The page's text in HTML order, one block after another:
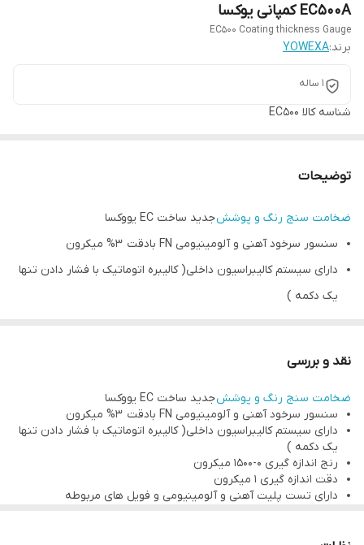
EC500A کمپانی یوکسا
EC500 Coating thickness Gauge
برند:YOWEXA
1 ساله
شناسه کالا EC500
توضیحات
ضخامت سنج رنگ و پوششجدید ساخت EC یووکسا
سنسور سرخود آهنی و آلومینیومی FN بادقت 3% میکرون
دارای سیستم کالیبراسیون داخلی( کالیبره اتوماتیک با فشار دادن تنها
یک دکمه )
دارای تست پلیت آهنی و آلومینیومی و فویل های مربوطه
ساخت یووکسا
گارانتی 1 ساله
مناسب برای کارشناسی رنگ اتومبیل ، اسکت فلزی ، صنایع گالوانیزه و
…
نقد و بررسی
ضخامت سنج رنگ و پوششجدید ساخت EC یووکسا
سنسور سرخود آهنی و آلومینیومی FN بادقت 3% میکرون
دارای سیستم کالیبراسیون داخلی( کالیبره اتوماتیک با فشار دادن تنها
یک دکمه )
رنج اندازه گیری 0-1500 میکرون
دقت اندازه گیری 1 میکرون
دارای تست پلیت آهنی و آلومینیومی و فویل های مربوطه